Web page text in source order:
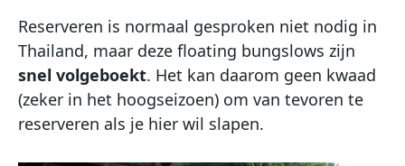
Reserveren is normaal gesproken niet nodig in
Thailand, maar deze floating bungslows zijn
snel volgeboekt. Het kan daarom geen kwaad
(zeker in het hoogseizoen) om van tevoren te
reserveren als je hier wil slapen.